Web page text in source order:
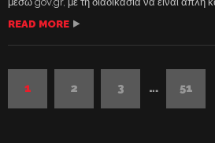
READ MORE
1 2 3 … 51